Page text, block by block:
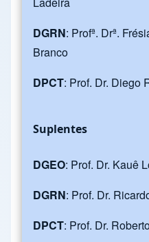
DGRN: Profª. Drª.
Branco
DPCT: Prof. Dr. Diego
Suplentes
DGEO: Prof. Dr. Kauê
DGRN: Prof. Dr.
DPCT: Prof. Dr.